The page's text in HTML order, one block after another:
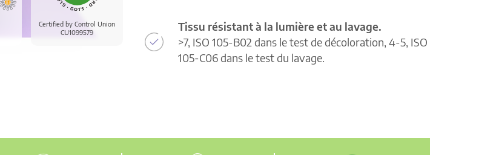
Certified by Control Union
CU1099579
Tissu résistant à la lumière et au lavage.
>7, ISO 105-B02 dans le test de décoloration, 4-5, ISO
105-C06 dans le test du lavage.